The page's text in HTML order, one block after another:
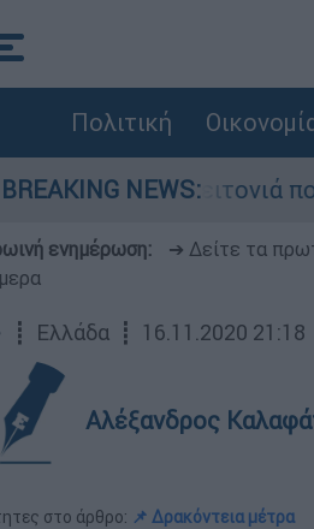
Πολιτική
BREAKING NEWS:
τη γειτονιά που
ενημέρωση: ➔ Δείτε τα
┋ Ελλάδα ┋ 16.11.2020 21:18
Αλέξανδρος
στο άρθρο: 📌 Δρακόντεια μέτρα